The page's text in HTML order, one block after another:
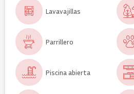
Lavavajillas
Parrillero
Piscina abierta